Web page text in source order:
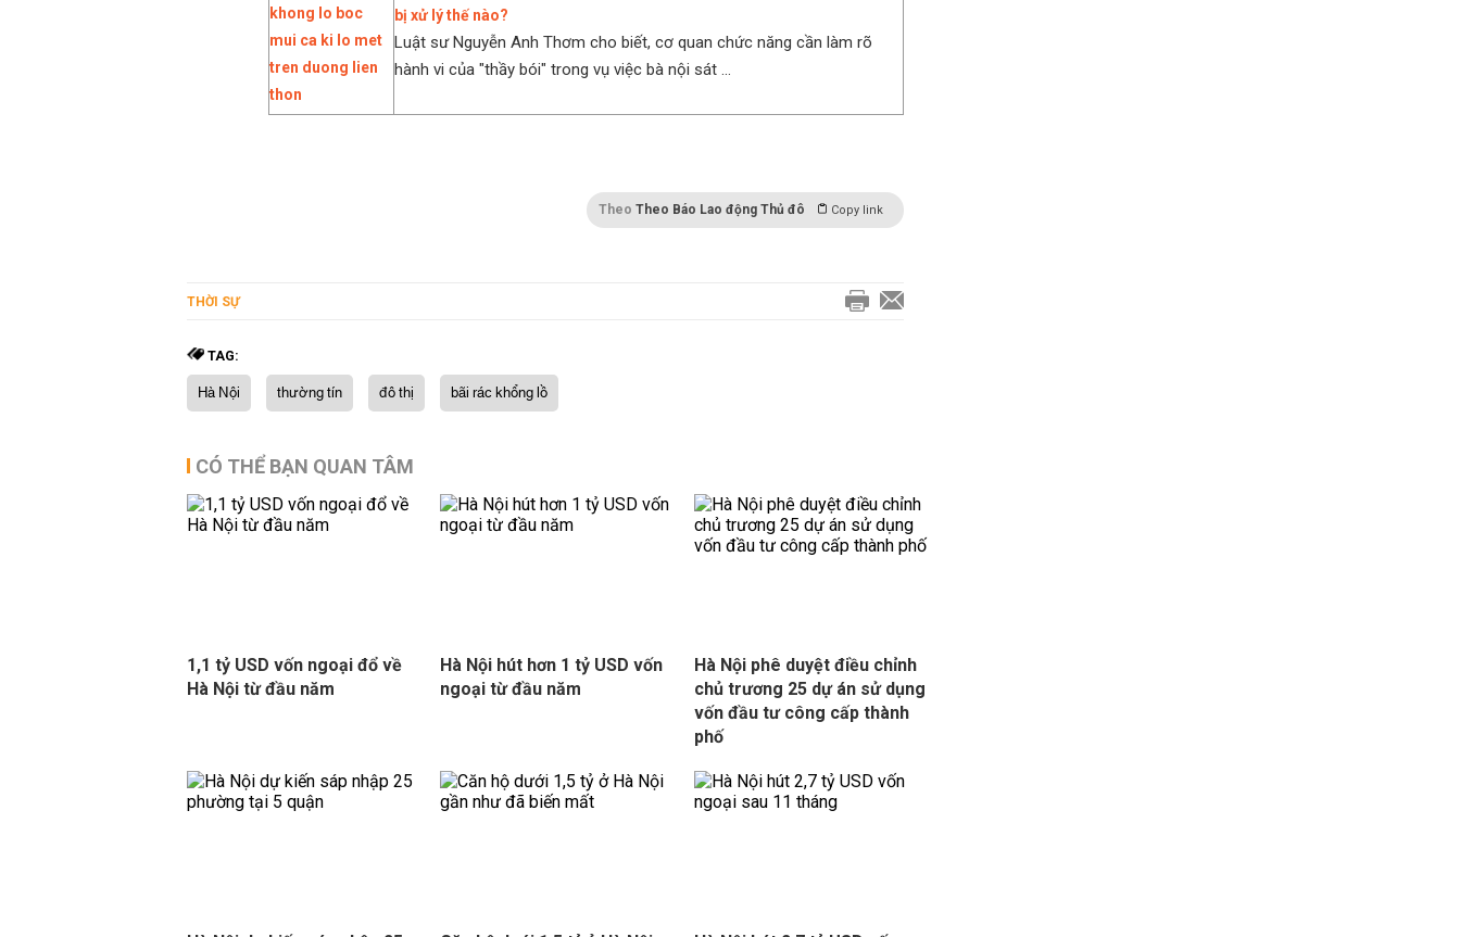
bị xử lý thế nào?
Luật sư Nguyễn Anh Thơm cho biết, cơ quan chức năng cần làm rõ
hành vi của "thầy bói" trong vụ việc bà nội sát ...
Theo Theo Báo Lao động Thủ đô Copy link
THỜI SỰ
TAG:
Hà Nội thường tín đô thị bãi rác khổng lồ
CÓ THỂ BẠN QUAN TÂM
1,1 tỷ USD vốn ngoại đổ về
Hà Nội từ đầu năm
Hà Nội hút hơn 1 tỷ USD vốn
ngoại từ đầu năm
Hà Nội phê duyệt điều chỉnh
chủ trương 25 dự án sử dụng
vốn đầu tư công cấp thành
phố